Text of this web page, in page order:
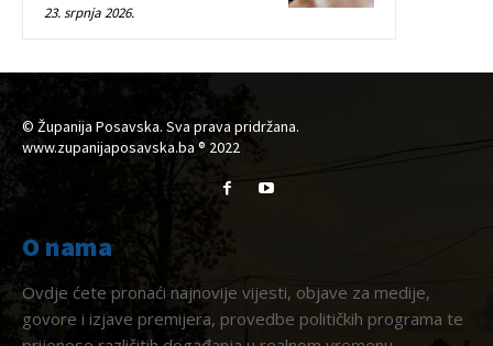
23. srpnja 2026.
© Županija Posavska. Sva prava pridržana.
www.zupanijaposavska.ba ® 2022
O nama
Ovdje ćete pronaći najnovije vijesti, objave za medije,
govore i izjave premijera, provedbe političkih programa te